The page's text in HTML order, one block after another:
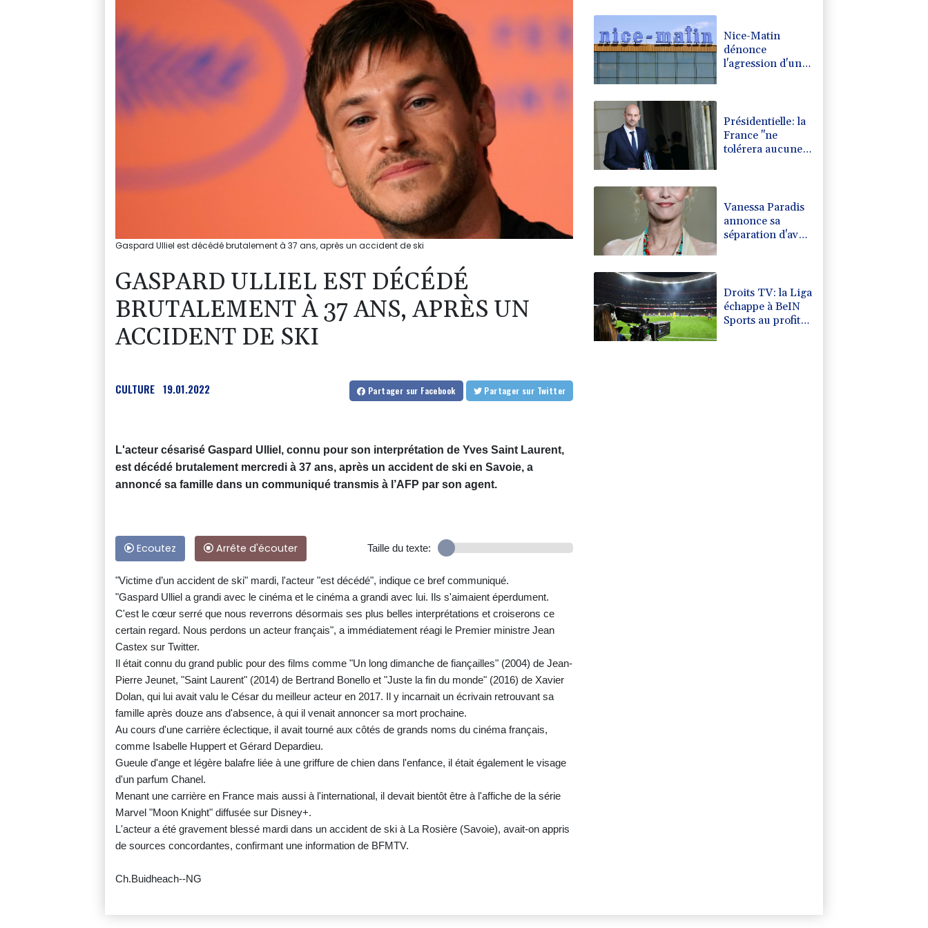
Gaspard Ulliel est décédé brutalement à 37 ans, après un accident de ski
GASPARD ULLIEL EST DÉCÉDÉ
BRUTALEMENT À 37 ANS, APRÈS UN
ACCIDENT DE SKI
CULTURE 19.01.2022 Partager sur Facebook Partager sur Twitter
L'acteur césarisé Gaspard Ulliel, connu pour son interprétation de Yves Saint Laurent,
est décédé brutalement mercredi à 37 ans, après un accident de ski en Savoie, a
annoncé sa famille dans un communiqué transmis à l’AFP par son agent.
Ecoutez Arrête d'écouter Taille du texte:
"Victime d’un accident de ski" mardi, l'acteur "est décédé", indique ce bref communiqué.
"Gaspard Ulliel a grandi avec le cinéma et le cinéma a grandi avec lui. Ils s'aimaient éperdument.
C'est le cœur serré que nous reverrons désormais ses plus belles interprétations et croiserons ce
certain regard. Nous perdons un acteur français", a immédiatement réagi le Premier ministre Jean
Castex sur Twitter.
Il était connu du grand public pour des films comme "Un long dimanche de fiançailles" (2004) de Jean-
Pierre Jeunet, "Saint Laurent" (2014) de Bertrand Bonello et "Juste la fin du monde" (2016) de Xavier
Dolan, qui lui avait valu le César du meilleur acteur en 2017. Il y incarnait un écrivain retrouvant sa
famille après douze ans d'absence, à qui il venait annoncer sa mort prochaine.
Au cours d'une carrière éclectique, il avait tourné aux côtés de grands noms du cinéma français,
comme Isabelle Huppert et Gérard Depardieu.
Gueule d'ange et légère balafre liée à une griffure de chien dans l'enfance, il était également le visage
d'un parfum Chanel.
Menant une carrière en France mais aussi à l'international, il devait bientôt être à l'affiche de la série
Marvel "Moon Knight" diffusée sur Disney+.
L'acteur a été gravement blessé mardi dans un accident de ski à La Rosière (Savoie), avait-on appris
de sources concordantes, confirmant une information de BFMTV.
Ch.Buidheach--NG
Nice-Matin
dénonce
l'agression d'une
Mer
Présidentielle: la
France "ne
tolérera aucune
prévient le chef
de la diplomatie
Vanessa Paradis
annonce sa
séparation d'avec
Droits TV: la Liga
échappe à BeIN
Sports au profit